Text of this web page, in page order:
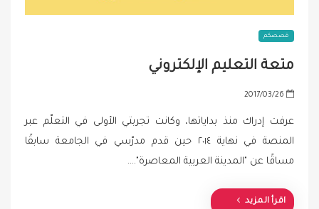
قصصكم
متعة التعليم الإلكتروني
P
s
t
e
o
2017/03/26
عرفت إدراك منذ بداياتها، وكانت تجربتي الأولى في التعلّم عبر
المنصة في نهاية ٢٠١٤ حين قدم مدرّسي في الجامعة سابقًا
مساقًا عن "المدينة العربية المعاصرة".…
اقرأ المزيد